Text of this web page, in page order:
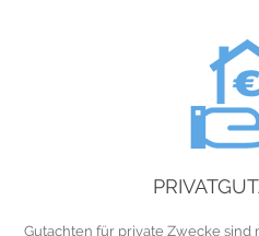
Gutachten für private Zwecke sind